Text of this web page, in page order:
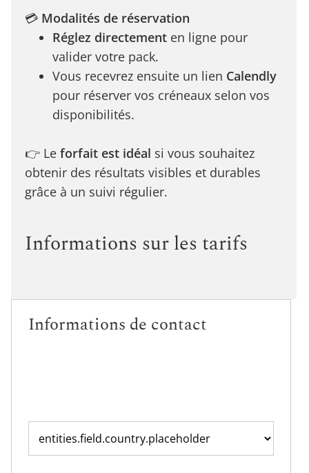
Informations de contact
💳 Modalités de réservation
Réglez directement en ligne pour
valider votre pack.
Vous recevrez ensuite un lien Calendly
pour réserver vos créneaux selon vos
disponibilités.
👉 Le forfait est idéal si vous souhaitez
obtenir des résultats visibles et durables
grâce à un suivi régulier.
Informations sur les tarifs